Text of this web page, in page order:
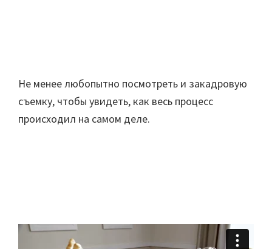
Не менее любопытно посмотреть и закадровую
съемку, чтобы увидеть, как весь процесс
происходил на самом деле.